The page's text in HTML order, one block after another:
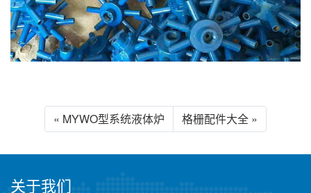
« MYWO型系统液体炉 格栅配件大全 »
关于我们